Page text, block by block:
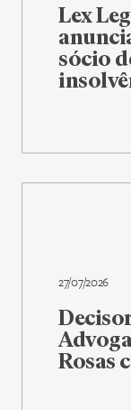
Lex
sócio
27/07/2026
Rosas